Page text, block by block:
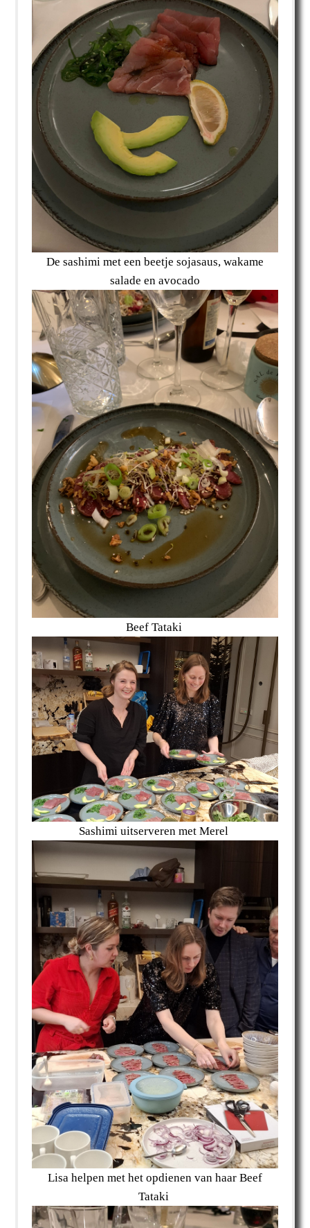
De sashimi met een beetje sojasaus, wakame
salade en avocado
Beef Tataki
Sashimi uitserveren met Merel
Lisa helpen met het opdienen van haar Beef
Tataki